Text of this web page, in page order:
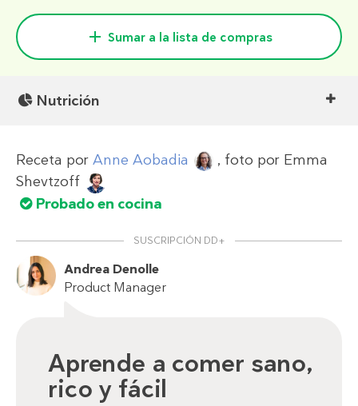
Sumar a la lista de compras
Nutrición
Receta por Anne Aobadia , foto por Emma
Shevtzoff
Probado en cocina
SUSCRIPCIÓN DD+
Andrea Denolle
Product Manager
Aprende a comer sano,
rico y fácil